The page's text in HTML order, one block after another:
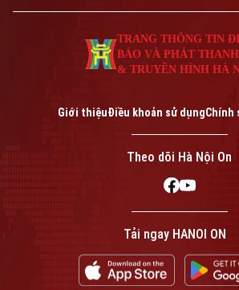
Bản quyền thuộc về Cơ quan Báo và Phát thanh
TRANG THÔNG TIN ĐIỆN TỬ
Số 3-5 Huỳnh Thúc Kháng-Phường Láng-Hà Nội
Giám đốc: VŨ MINH TUẤN
TRANG THÔNG TIN
BÁO VÀ PHÁT THANH
& TRUYỀN HÌNH HÀ
Giới thiệuĐiều khoản sử dụngChính
Theo dõi Hà Nội On
Tải ngay HANOI ON